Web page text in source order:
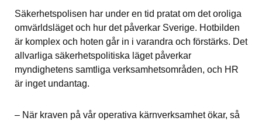
Säkerhetspolisen har under en tid pratat om det oroliga
omvärldsläget och hur det påverkar Sverige. Hotbilden
är komplex och hoten går in i varandra och förstärks. Det
allvarliga säkerhetspolitiska läget påverkar
myndighetens samtliga verksamhetsområden, och HR
är inget undantag.
– När kraven på vår operativa kärnverksamhet ökar, så